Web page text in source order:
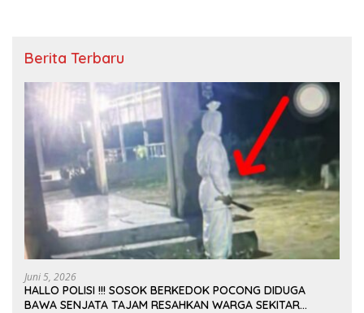
Berita Terbaru
Juni 5, 2026
HALLO POLISI !!! SOSOK BERKEDOK POCONG DIDUGA
BAWA SENJATA TAJAM RESAHKAN WARGA SEKITAR